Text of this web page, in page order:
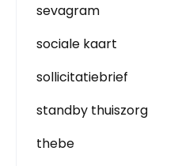
sevagram
sociale kaart
sollicitatiebrief
standby thuiszorg
thebe